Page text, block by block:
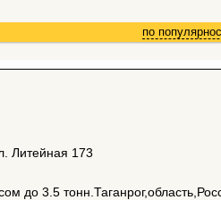
по
Литейная 173
до 3.5